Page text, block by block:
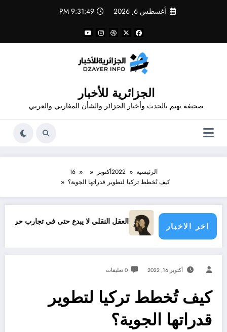
أغسطس 6, 2026 9:31:50 PM
الجزائرية للأخبار
صحيفة تهتم بالحدث وأخبار الجزائر والشأن المغاربي والعربي
الرئيسية 2022أكتوبر
16
كيف تُخطط تركيا لتطوير قدراتها الجوية؟
اخر الاخبار
العقل النقلي لا يبدع حتى في تجارب حركات التحرر الوطني
أكتوبر 16, 2022 0 تعليقات
كيف تُخطط تركيا لتطوير
قدراتها الجوية؟